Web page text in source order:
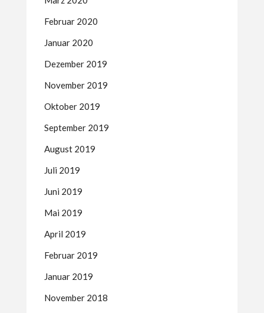
Februar 2020
Januar 2020
Dezember 2019
November 2019
Oktober 2019
September 2019
August 2019
Juli 2019
Juni 2019
Mai 2019
April 2019
Februar 2019
Januar 2019
November 2018